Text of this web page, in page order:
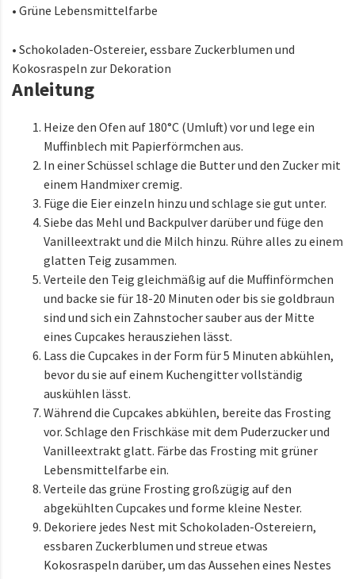
• Grüne Lebensmittelfarbe
• Schokoladen-Ostereier, essbare Zuckerblumen und
Kokosraspeln zur Dekoration
Anleitung
Heize den Ofen auf 180°C (Umluft) vor und lege ein
Muffinblech mit Papierförmchen aus.
In einer Schüssel schlage die Butter und den Zucker mit
einem Handmixer cremig.
Füge die Eier einzeln hinzu und schlage sie gut unter.
Siebe das Mehl und Backpulver darüber und füge den
Vanilleextrakt und die Milch hinzu. Rühre alles zu einem
glatten Teig zusammen.
Verteile den Teig gleichmäßig auf die Muffinförmchen
und backe sie für 18-20 Minuten oder bis sie goldbraun
sind und sich ein Zahnstocher sauber aus der Mitte
eines Cupcakes herausziehen lässt.
Lass die Cupcakes in der Form für 5 Minuten abkühlen,
bevor du sie auf einem Kuchengitter vollständig
auskühlen lässt.
Während die Cupcakes abkühlen, bereite das Frosting
vor. Schlage den Frischkäse mit dem Puderzucker und
Vanilleextrakt glatt. Färbe das Frosting mit grüner
Lebensmittelfarbe ein.
Verteile das grüne Frosting großzügig auf den
abgekühlten Cupcakes und forme kleine Nester.
Dekoriere jedes Nest mit Schokoladen-Ostereiern,
essbaren Zuckerblumen und streue etwas
Kokosraspeln darüber, um das Aussehen eines Nestes